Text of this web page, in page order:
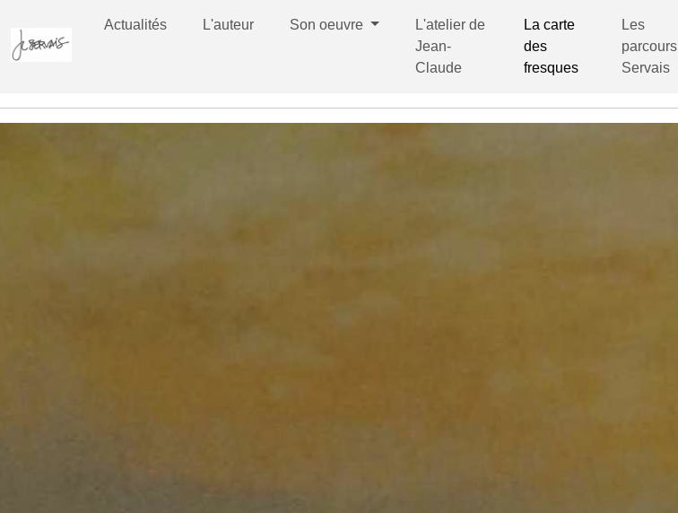
Actualités L'auteur Son oeuvre
L'atelier de
Jean-
Claude
La carte
des
fresques
Les
parcours
Servais